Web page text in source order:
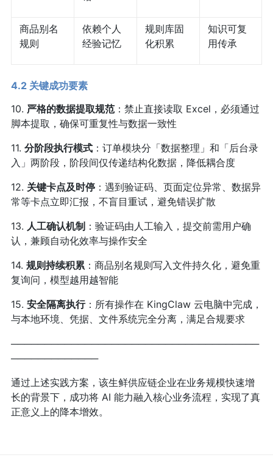
商品别名
规则
依赖个人
经验记忆
规则库固
化积累
知识可复
用传承
4.2 关键成功要素
10. 严格的数据提取规范：禁止直接读取 Excel，必须通过
脚本提取，确保可重复性与数据一致性
11. 分阶段执行模式：订单模块分「数据整理」和「后台录
入」两阶段，阶段间仅传递结构化数据，降低耦合度
12. 关键卡点及时停：遇到验证码、页面定位异常、数据异
常等卡点立即汇报，不盲目重试，避免错误扩散
13. 人工确认机制：验证码由人工输入，提交前需用户确
认，兼顾自动化效率与操作安全
14. 规则持续积累：商品别名规则写入文件持久化，避免重
复询问，模型越用越智能
15. 安全隔离执行：所有操作在 KingClaw 云电脑中完成，
与本地环境、凭据、文件系统完全分离，满足合规要求
─────────────────────────────────────
─────────────
通过上述实践方案，该生鲜供应链企业在业务规模快速增
长的背景下，成功将 AI 能力融入核心业务流程，实现了真
正意义上的降本增效。